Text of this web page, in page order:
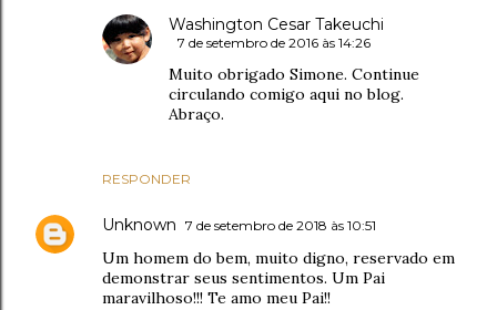
RESPONDER
Washington Cesar Takeuchi
7 de setembro de 2016 às 14:26
Muito obrigado Simone. Continue
circulando comigo aqui no blog.
Abraço.
Unknown 7 de setembro de 2018 às 10:51
Um homem do bem, muito digno, reservado em
demonstrar seus sentimentos. Um Pai
maravilhoso!!! Te amo meu Pai!!